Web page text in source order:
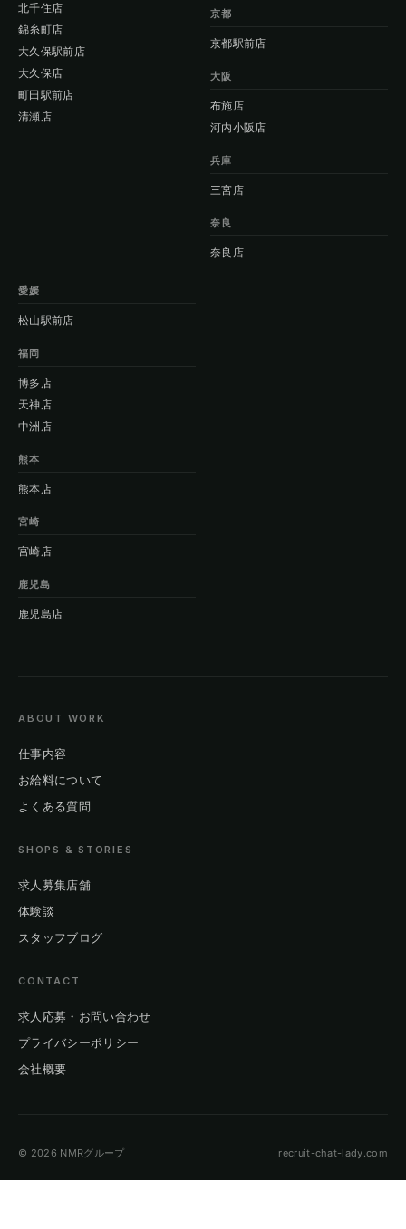
北千住店
錦糸町店
大久保駅前店
大久保店
町田駅前店
清瀬店
京都
京都駅前店
大阪
布施店
河内小阪店
兵庫
三宮店
奈良
奈良店
愛媛
松山駅前店
福岡
博多店
天神店
中洲店
熊本
熊本店
宮崎
宮崎店
鹿児島
鹿児島店
ABOUT WORK
仕事内容
お給料について
よくある質問
SHOPS & STORIES
求人募集店舗
体験談
スタッフブログ
CONTACT
求人応募・お問い合わせ
プライバシーポリシー
会社概要
© 2026 NMRグループ recruit-chat-lady.com